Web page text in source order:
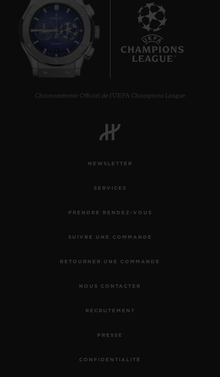
Chronométreur Officiel de l'UEFA Champions League
NEWSLETTER
SERVICES
PRENDRE RENDEZ-VOUS
SUIVRE UNE COMMANDE
RETOURNER UNE COMMANDE
NOUS CONTACTER
RECRUTEMENT
PRESSE
CONFIDENTIALITÉ